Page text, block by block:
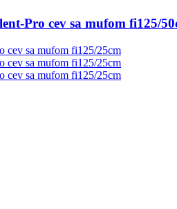
Pro cev sa mufom fi125/